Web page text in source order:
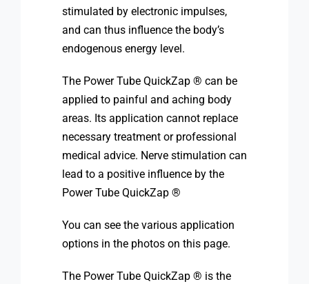
stimulated by electronic impulses,
and can thus influence the body’s
endogenous energy level.
The Power Tube QuickZap ® can be
applied to painful and aching body
areas. Its application cannot replace
necessary treatment or professional
medical advice. Nerve stimulation can
lead to a positive influence by the
Power Tube QuickZap ®
You can see the various application
options in the photos on this page.
The Power Tube QuickZap ® is the